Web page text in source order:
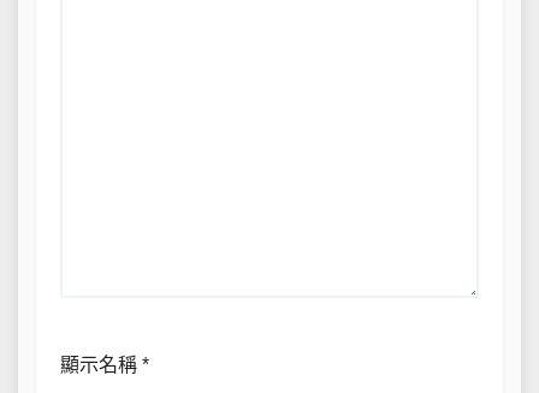
顯示名稱 *